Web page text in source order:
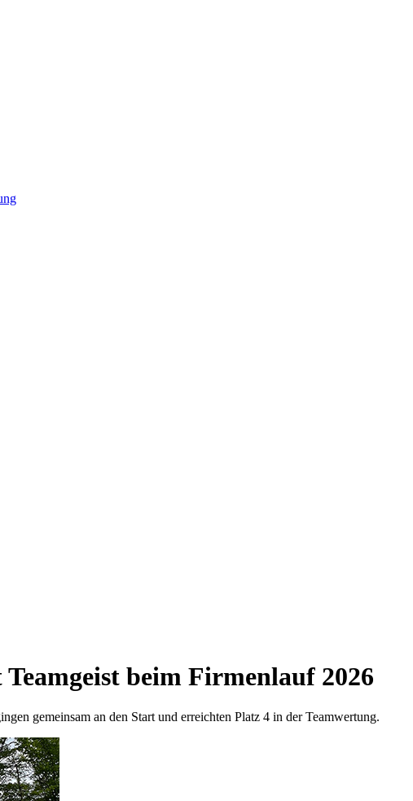
beim Firmenlauf 2026
gemeinsam an den Start und erreichten Platz 4 in der Teamwertung.